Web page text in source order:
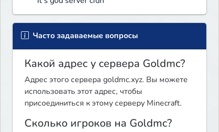
Часто задаваемые вопросы
Какой адрес у сервера Goldmc?
Адрес этого сервера goldmc.xyz. Вы можете
использовать этот адрес, чтобы
присоединиться к этому серверу Minecraft.
Сколько игроков на Goldmc?